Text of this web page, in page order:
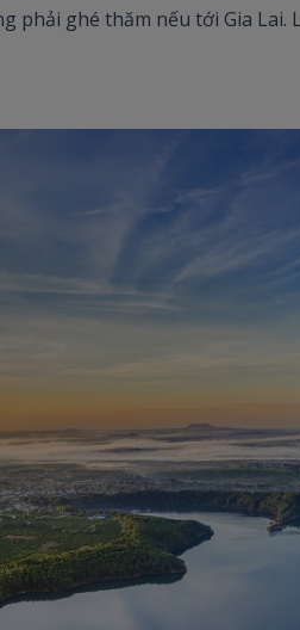
phải ghé thăm nếu tới Gia Lai.